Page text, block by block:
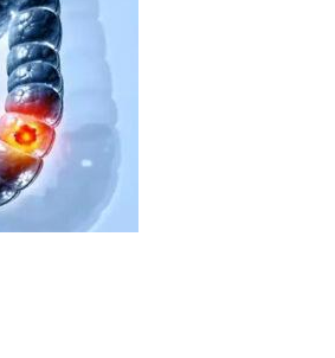
доказательства пользы